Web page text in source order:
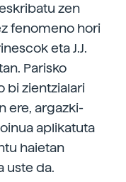
zen
fenomeno hori
eta J.J.
Parisko
bi zientzialari
ere, argazki-
aplikatuta
haietan
uste da.